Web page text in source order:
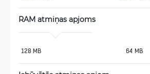
RAM atmiņas apjoms
128 MB 64 MB